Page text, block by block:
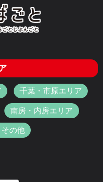
千葉・市原エリア
南房・内房エリア
の他